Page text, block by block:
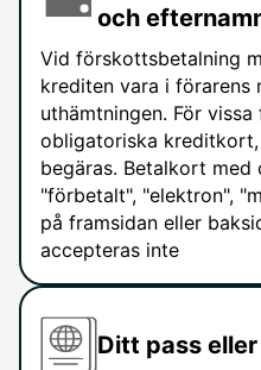
och
Vid förskottsbetalning
krediten vara i förarens
uthämtningen. För
obligatoriska
begäras. Betalkort
"förbetalt", "elektron",
på framsidan eller
accepteras inte
Ditt pass